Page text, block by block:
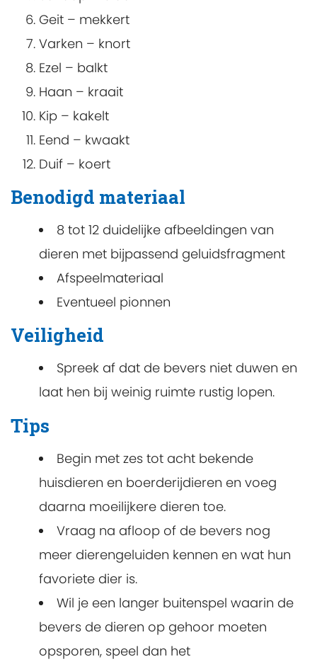
Geit – mekkert
Varken – knort
Ezel – balkt
Haan – kraait
Kip – kakelt
Eend – kwaakt
Duif – koert
Benodigd materiaal
8 tot 12 duidelijke afbeeldingen van
dieren met bijpassend geluidsfragment
Afspeelmateriaal
Eventueel pionnen
Veiligheid
Spreek af dat de bevers niet duwen en
laat hen bij weinig ruimte rustig lopen.
Tips
Begin met zes tot acht bekende
huisdieren en boerderijdieren en voeg
daarna moeilijkere dieren toe.
Vraag na afloop of de bevers nog
meer dierengeluiden kennen en wat hun
favoriete dier is.
Wil je een langer buitenspel waarin de
bevers de dieren op gehoor moeten
opsporen, speel dan het